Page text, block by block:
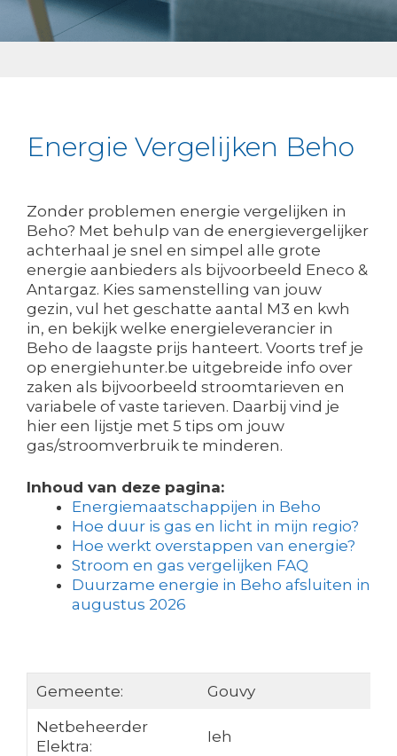
Energie Vergelijken Beho
Zonder problemen energie vergelijken in
Beho? Met behulp van de energievergelijker
achterhaal je snel en simpel alle grote
energie aanbieders als bijvoorbeeld Eneco &
Antargaz. Kies samenstelling van jouw
gezin, vul het geschatte aantal M3 en kwh
in, en bekijk welke energieleverancier in
Beho de laagste prijs hanteert. Voorts tref je
op energiehunter.be uitgebreide info over
zaken als bijvoorbeeld stroomtarieven en
variabele of vaste tarieven. Daarbij vind je
hier een lijstje met 5 tips om jouw
gas/stroomverbruik te minderen.
Inhoud van deze pagina:
Energiemaatschappijen in Beho
Hoe duur is gas en licht in mijn regio?
Hoe werkt overstappen van energie?
Stroom en gas vergelijken FAQ
Duurzame energie in Beho afsluiten in
augustus 2026
Gemeente:
Gouvy
Netbeheerder
Elektra:
Ieh